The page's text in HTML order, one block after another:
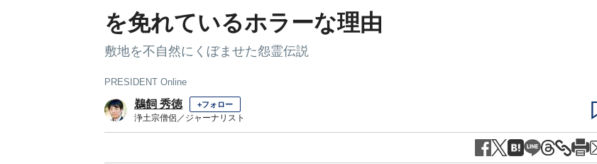
を免れているホラーな理由
敷地を不自然にくぼませた怨霊伝説
PRESIDENT Online
鵜飼 秀徳 +フォロー
浄土宗僧侶／ジャーナリスト